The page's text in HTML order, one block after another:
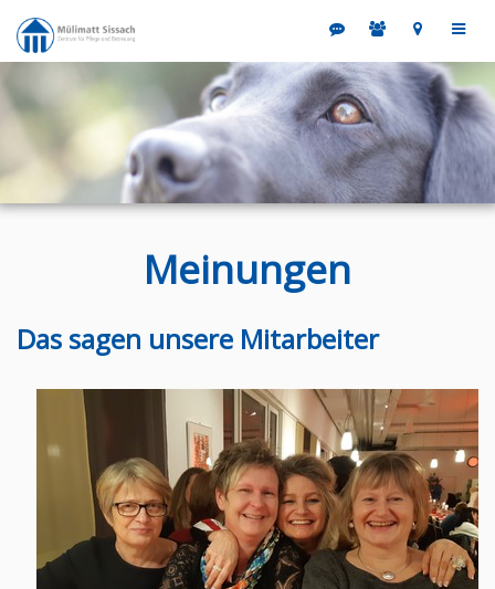
Meinungen
Das sagen unsere Mitarbeiter